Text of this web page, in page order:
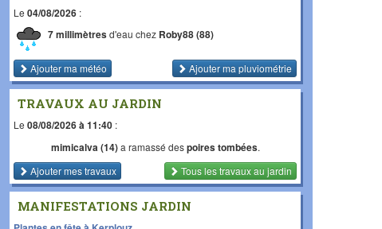
Le 04/08/2026 :
7 millimètresd'eau chez Roby88 (88)
Ajouter ma météo Ajouter ma pluviométrie
TRAVAUX AU JARDIN
Le 08/08/2026 à 11:40 :
mimicalva (14)a ramassé despoires tombées.
Ajouter mes travaux
Tous les travauxau jardin
MANIFESTATIONS JARDIN